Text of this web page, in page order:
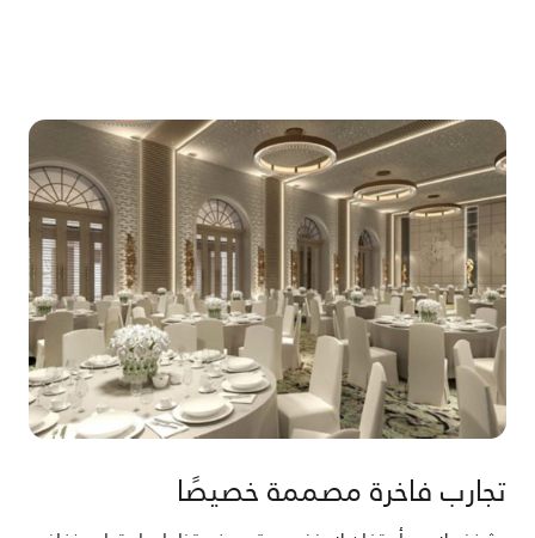
تجارب فاخرة مصممة خصيصًا